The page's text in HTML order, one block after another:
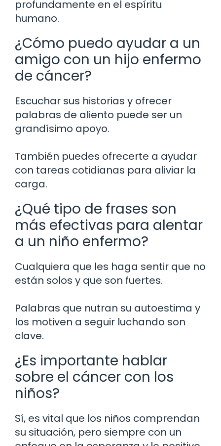
profundamente en el espíritu
humano.
¿Cómo puedo ayudar a un
amigo con un hijo enfermo
de cáncer?
Escuchar sus historias y ofrecer
palabras de aliento puede ser un
grandísimo apoyo.
También puedes ofrecerte a ayudar
con tareas cotidianas para aliviar la
carga.
¿Qué tipo de frases son
más efectivas para alentar
a un niño enfermo?
Cualquiera que les haga sentir que no
están solos y que son fuertes.
Palabras que nutran su autoestima y
los motiven a seguir luchando son
clave.
¿Es importante hablar
sobre el cáncer con los
niños?
Sí, es vital que los niños comprendan
su situación, pero siempre con un